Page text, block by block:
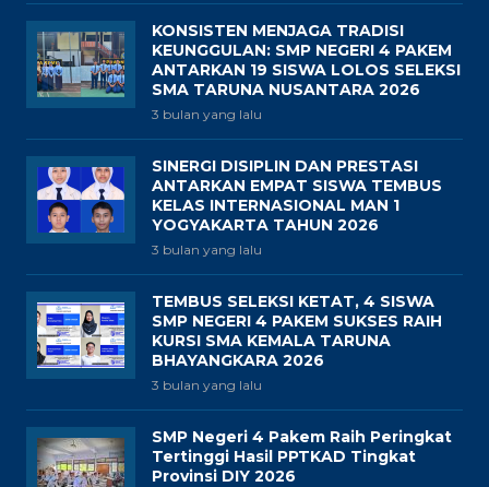
KONSISTEN MENJAGA TRADISI
KEUNGGULAN: SMP NEGERI 4 PAKEM
ANTARKAN 19 SISWA LOLOS SELEKSI
SMA TARUNA NUSANTARA 2026
3 bulan yang lalu
SINERGI DISIPLIN DAN PRESTASI
ANTARKAN EMPAT SISWA TEMBUS
KELAS INTERNASIONAL MAN 1
YOGYAKARTA TAHUN 2026
3 bulan yang lalu
TEMBUS SELEKSI KETAT, 4 SISWA
SMP NEGERI 4 PAKEM SUKSES RAIH
KURSI SMA KEMALA TARUNA
BHAYANGKARA 2026
3 bulan yang lalu
SMP Negeri 4 Pakem Raih Peringkat
Tertinggi Hasil PPTKAD Tingkat
Provinsi DIY 2026